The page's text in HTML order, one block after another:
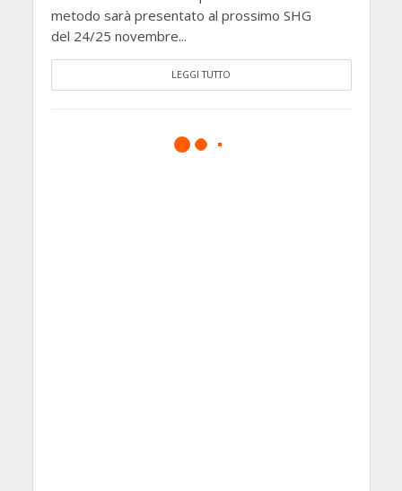
metodo sarà presentato al prossimo SHG
del 24/25 novembre...
LEGGI TUTTO